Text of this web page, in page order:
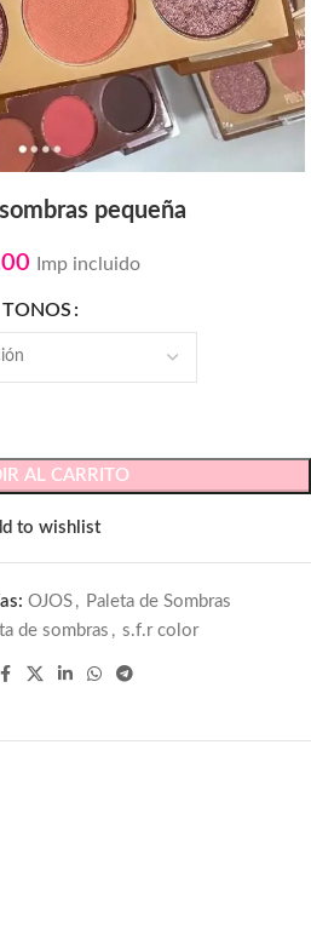
pequeña
Imp incluido
TONOS
AL CARRITO
to wishlist
OJOS , Paleta de Sombras
de sombras , s.f.r color